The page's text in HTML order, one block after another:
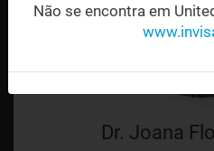
Dr. Joana
Não se encontra em